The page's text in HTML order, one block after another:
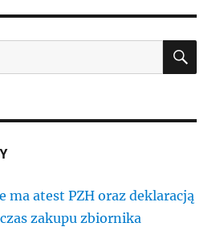
ma atest PZH oraz deklaracją
zakupu zbiornika